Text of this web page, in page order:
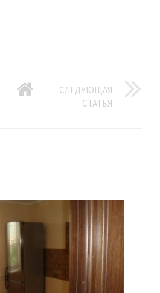
СЛЕДУЮЩАЯ
СТАТЬЯ